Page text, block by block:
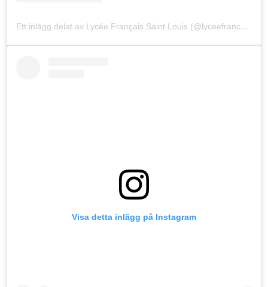
Ett inlägg delat av Lycée Français Saint Louis (@lyceefrancaisstockholm)
Visa detta inlägg på Instagram